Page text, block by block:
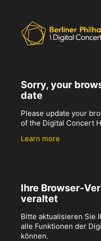
Sorry, your
date
Please update your
of the Digital Concert
Learn more
Ihre Browser-
veraltet
Bitte aktualisieren Sie
alle Funktionen der
können.